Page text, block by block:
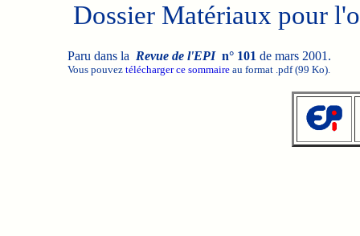
Dossier Matériaux pour
Paru dans la Revue de l'EPI n° 101 de mars 2001.
Vous pouvez télécharger ce sommaireau format .pdf (99 Ko).